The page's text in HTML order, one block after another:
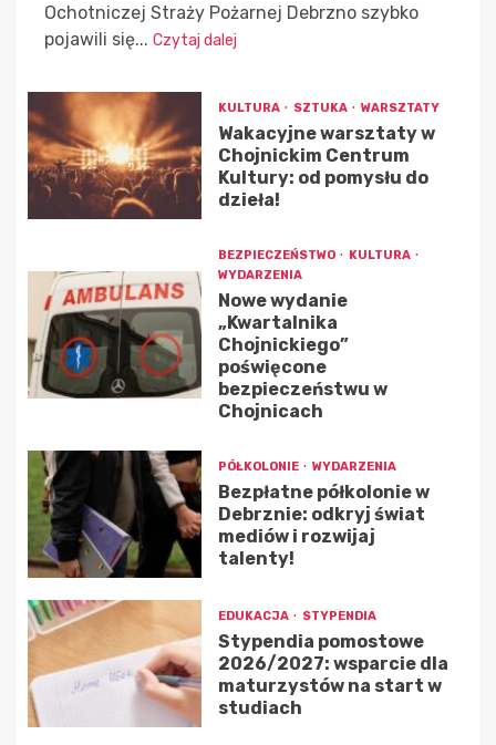
Ochotniczej Straży Pożarnej Debrzno szybko
pojawili się... Czytaj dalej
KULTURA SZTUKA WARSZTATY
Wakacyjne warsztaty w
Chojnickim Centrum
Kultury: od pomysłu do
dzieła!
BEZPIECZEŃSTWO
KULTURA
WYDARZENIA
Nowe wydanie
„Kwartalnika
Chojnickiego”
poświęcone
bezpieczeństwu w
Chojnicach
PÓŁKOLONIE WYDARZENIA
Bezpłatne półkolonie w
Debrznie: odkryj świat
mediów i rozwijaj
talenty!
EDUKACJA STYPENDIA
Stypendia pomostowe
2026/2027: wsparcie dla
maturzystów na start w
studiach